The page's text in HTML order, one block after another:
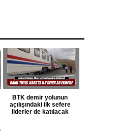
BTK demir yolunun
açılışındaki ilk sefere
liderler de katılacak